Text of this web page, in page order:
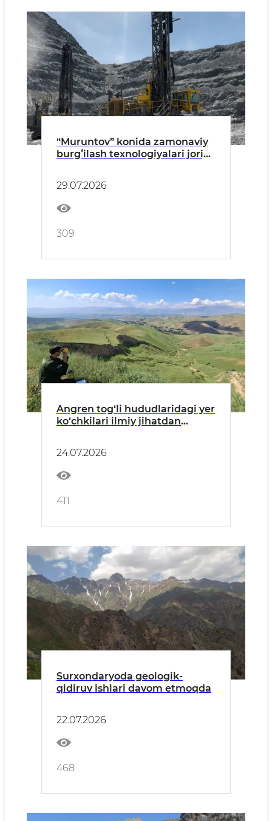
“Muruntov” konida zamonaviy
burgʻilash texnologiyalari joriy
29.07.2026
309
Angren tog‘li hududlaridagi yer
ko‘chkilari ilmiy jihatdan
24.07.2026
411
Surxondaryoda geologik-
qidiruv ishlari davom etmoqda
22.07.2026
468